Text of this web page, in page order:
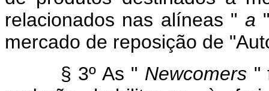
relacionados nas alíneas " a
mercado de reposição de
§ 3º As " Newcomers "